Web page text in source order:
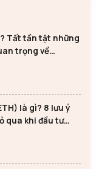
Tất tần tật những
trọng về
là gì? 8 lưu ý
qua khi đầu tư